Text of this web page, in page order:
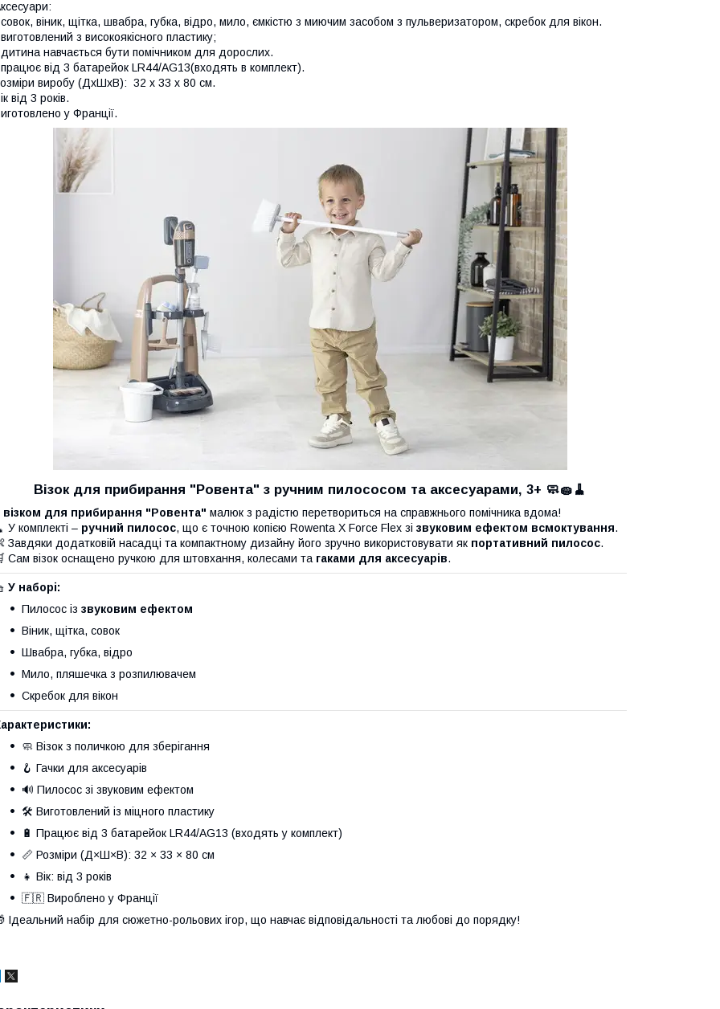
віник, щітка, швабра, губка, відро, мило, ємкістю з миючим засобом з пульверизатором, скребок для вікон.
з високоякісного пластику;
навчається бути помічником для дорослих.
від 3 батарейок LR44/AG13(входять в комплект).
виробу (ДхШхВ): 32 x 33 x 80 см.
від 3 років.
у Франції.
Візок для прибирання "Ровента" з ручним пилососом та аксесуарами, 3+ 🧼🧽🧹
візком для прибирання "Ровента" малюк з радістю перетвориться на справжнього помічника вдома!
У комплекті – ручний пилосос, що є точною копією Rowenta X Force Flex зі звуковим ефектом всмоктування.
Завдяки додатковій насадці та компактному дизайну його зручно використовувати як портативний пилосос.
Сам візок оснащено ручкою для штовхання, колесами та гаками для аксесуарів.
У наборі:
Пилосос із звуковим ефектом
Віник, щітка, совок
Швабра, губка, відро
Мило, пляшечка з розпилювачем
Скребок для вікон
🧼 Візок з поличкою для зберігання
🪝 Гачки для аксесуарів
🔊 Пилосос зі звуковим ефектом
🛠 Виготовлений із міцного пластику
🔋 Працює від 3 батарейок LR44/AG13 (входять у комплект)
📏 Розміри (Д×Ш×В): 32 × 33 × 80 см
👧 Вік: від 3 років
🇫🇷 Вироблено у Франції
Ідеальний набір для сюжетно-рольових ігор, що навчає відповідальності та любові до порядку!